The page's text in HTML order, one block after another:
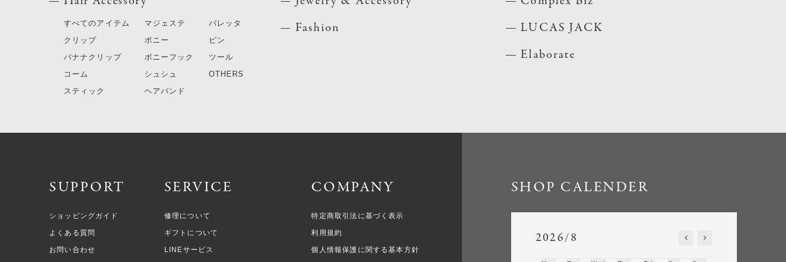
すべてのアイテム
クリップ
バナナクリップ
コーム
スティック
マジェステ
ポニー
ポニーフック
シュシュ
ヘアバンド
バレッタ
ピン
ツール
OTHERS
Fashion
LUCAS JACK
Elaborate
SUPPORT
ショッピングガイド
よくある質問
お問い合わせ
SERVICE
修理について
ギフトについて
LINEサービス
COMPANY
特定商取引法に基づく表示
利用規約
個人情報保護に関する基本方針
SHOP CALENDER
2026/8